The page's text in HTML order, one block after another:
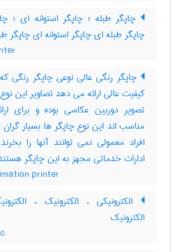
چاپگر طبله ؛ چاپگر استوانه ای ؛
چاپگر طبله ای چاپگر استوانه ای چاپگر
چاپگر رنگی عالی نوعی چاپگر رنگی
کیفیت عالی ارائه می دهد تصاویر این
تصویر دوربین عکاسی بوده و برای
مناسب اند این نوع چاپگر ها بسیار
افراد معمولی نمی توانند آنها را
ادارات خدماتی مجهز به این چاپگر
printer
الکترونیکی ، الکترونیک ،
الکترونیک